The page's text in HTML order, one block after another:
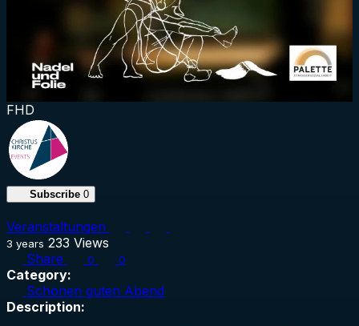
FHD
Subscribe 0
Veranstaltungen
3 years 233 Views
Share
0 0
Category:
Schönen guten Abend
Description: